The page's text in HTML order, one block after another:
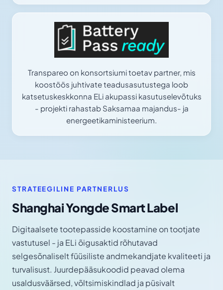
Transpareo on konsortsiumi toetav partner, mis
koostöös juhtivate teadusasutustega loob
katsetuskeskkonna ELi akupassi kasutuselevõtuks
- projekti rahastab Saksamaa majandus- ja
energeetikaministeerium.
STRATEEGILINE PARTNERLUS
Shanghai Yongde Smart Label
Digitaalsete tootepasside koostamine on tootjate
vastutusel - ja ELi õigusaktid rõhutavad
selgesõnaliselt füüsiliste andmekandjate kvaliteeti ja
turvalisust. Juurdepääsukoodid peavad olema
usaldusväärsed, võltsimiskindlad ja püsivalt